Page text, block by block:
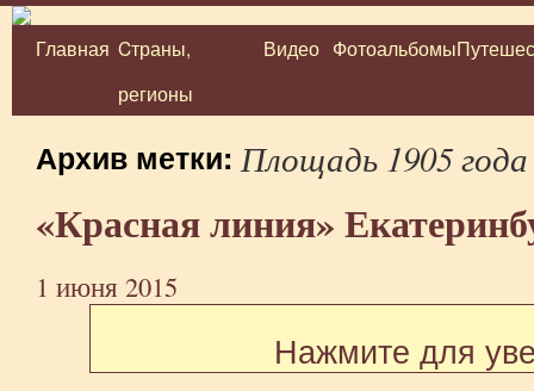
Перейти
Главная Cтраны,
регионы
Видео Фотоальбомы
Архив метки: Площадь 1905 года
«Красная линия»
1 июня 2015
Нажмите для